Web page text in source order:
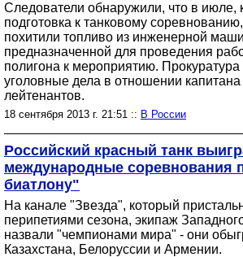
Следователи обнаружили, что в июле,
подготовка к танковому
похитили топливо из инженерной
предназначенной для проведения
полигона к мероприятию. Прокуратура
уголовные дела в отношении капитана
лейтенантов.
18 сентября 2013 г. 21:51 :: В России
Российский красный танк
международные соревнования
биатлону"
На канале "Звезда", который
перипетиями сезона, экипаж
назвали "чемпионами мира" - они
Казахстана, Белоруссии и Армении.